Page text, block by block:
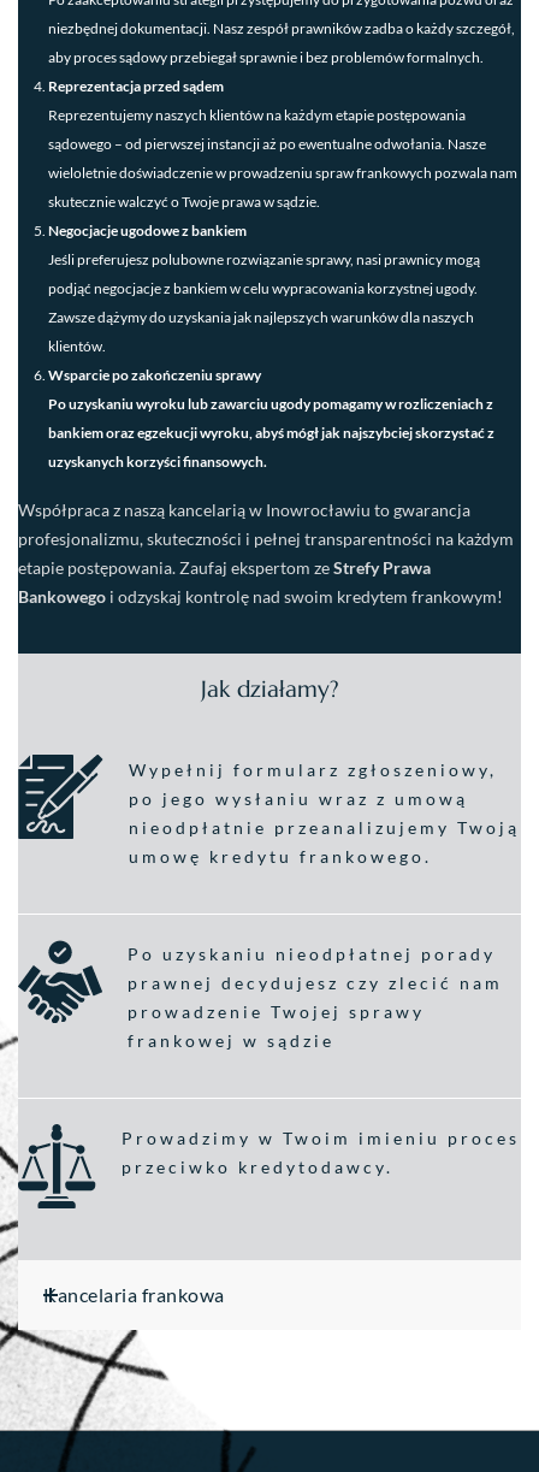
niezbędnej dokumentacji. Nasz zespół prawników zadba o każdy szczegół,
aby proces sądowy przebiegał sprawnie i bez problemów formalnych.
Reprezentacja przed sądem
Reprezentujemy naszych klientów na każdym etapie postępowania
sądowego – od pierwszej instancji aż po ewentualne odwołania. Nasze
wieloletnie doświadczenie w prowadzeniu spraw frankowych pozwala nam
skutecznie walczyć o Twoje prawa w sądzie.
Negocjacje ugodowe z bankiem
Jeśli preferujesz polubowne rozwiązanie sprawy, nasi prawnicy mogą
podjąć negocjacje z bankiem w celu wypracowania korzystnej ugody.
Zawsze dążymy do uzyskania jak najlepszych warunków dla naszych
klientów.
Wsparcie po zakończeniu sprawy
Po uzyskaniu wyroku lub zawarciu ugody pomagamy w rozliczeniach z
bankiem oraz egzekucji wyroku, abyś mógł jak najszybciej skorzystać z
uzyskanych korzyści finansowych.
Współpraca z naszą kancelarią w Inowrocławiu to gwarancja
profesjonalizmu, skuteczności i pełnej transparentności na każdym
etapie postępowania. Zaufaj ekspertom zeStrefy Prawa
Bankowego i odzyskaj kontrolę nad swoim kredytem frankowym!
Jak działamy?
Wypełnij formularz zgłoszeniowy,
po jego wysłaniu wraz z umową
nieodpłatnie przeanalizujemy Twoją
umowę kredytu frankowego.
Po uzyskaniu nieodpłatnej porady
prawnej decydujesz czy zlecić nam
prowadzenie Twojej sprawy
frankowej w sądzie
Prowadzimy w Twoim imieniu proces
przeciwko kredytodawcy.
Kancelaria frankowa